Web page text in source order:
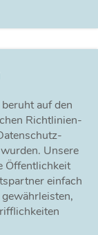
auf den
Richtlinien-
Unsere
Öffentlichkeit
einfach